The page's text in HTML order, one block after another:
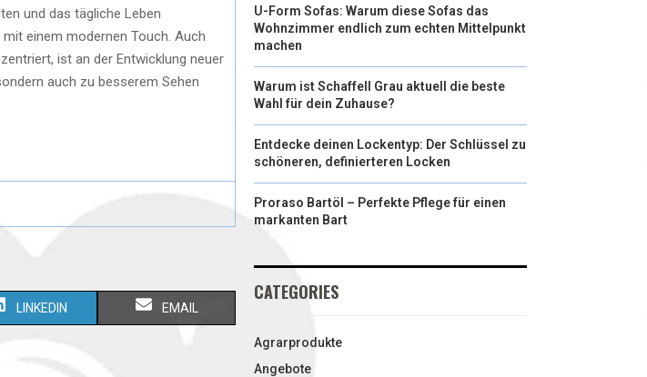
und das tägliche Leben
einem modernen Touch. Auch
ist an der Entwicklung neuer
auch zu besserem Sehen
LINKEDIN EMAIL
U-Form Sofas: Warum diese Sofas das
Wohnzimmer endlich zum echten Mittelpunkt
machen
Warum ist Schaffell Grau aktuell die beste
Wahl für dein Zuhause?
Entdecke deinen Lockentyp: Der Schlüssel zu
schöneren, definierteren Locken
Proraso Bartöl – Perfekte Pflege für einen
markanten Bart
CATEGORIES
Agrarprodukte
Angebote